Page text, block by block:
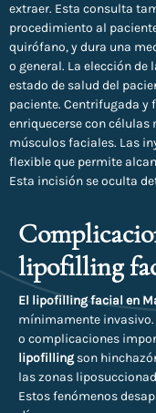
extraer. Esta consulta
procedimiento al
quirófano, y dura una
o general. La elección de
estado de salud del
paciente. Centrifugada y
enriquecerse con células
músculos faciales. Las
flexible que permite
Esta incisión se oculta
lipofilling
El lipofilling facial en
mínimamente invasivo.
o complicaciones
lipofilling son
las zonas
Estos fenómenos